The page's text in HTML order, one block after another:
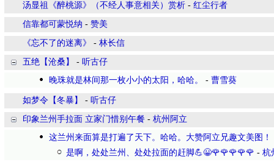
汤显祖《醉桃源》（不经人事意相关）赏析 - 红尘行者
信靠都可蒙悦纳 - 赞美
​《忘不了的迷离》 - 林长信
五绝【沧桑】 - 听古仔
晚珠就是林间那一枚小小的太阳，哈哈。
- 曹雪葵
如梦令【冬暴】 - 听古仔
印象兰州手拉面 立家门惜别午餐 - 杭州阿立
这兰州来面算是打遍了天下。哈哈。大赞阿立兄趣文美图！
是啊，处处兰州、处处拉面的赶脚💪😀🌹🌹🌹🌹🌹 - 杭